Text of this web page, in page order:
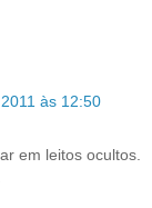
às 12:50
em leitos ocultos.